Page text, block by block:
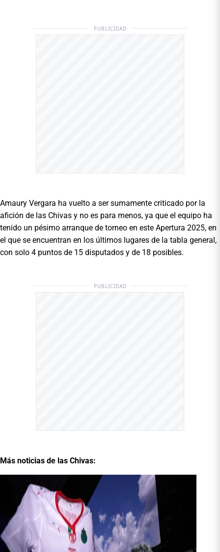
PUBLICIDAD
Amaury Vergara ha vuelto a ser sumamente criticado por la
afición de las Chivas y no es para menos, ya que el equipo ha
tenido un pésimo arranque de torneo en este Apertura 2025, en
el que se encuentran en los últimos lugares de la tabla general,
con solo 4 puntos de 15 disputados y de 18 posibles.
PUBLICIDAD
Más noticias de las Chivas: